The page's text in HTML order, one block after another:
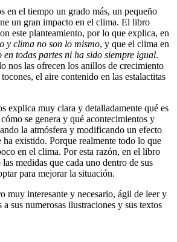
en el tiempo un grado más, un pequeño
un gran impacto en el clima. El libro
este planteamiento, por lo que explica, en
y clima no son lo mismo, y que el clima en
en todas partes ni ha sido siempre igual.
nos las ofrecen los anillos de crecimiento
el aire contenido en las estalactitas
explica muy clara y detalladamente qué es
cómo se genera y qué acontecimientos y
la atmósfera y modificando un efecto
ha existido. Porque realmente todo lo que
en el clima. Por esta razón, en el libro
medidas que cada uno dentro de sus
para mejorar la situación.
muy interesante y necesario, ágil de leer y
sus numerosas ilustraciones y sus textos